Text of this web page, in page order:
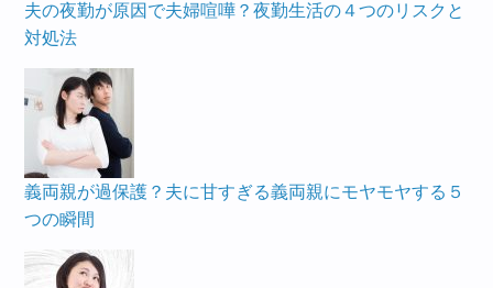
夫の夜勤が原因で夫婦喧嘩？夜勤生活の４つのリスクと
対処法
義両親が過保護？夫に甘すぎる義両親にモヤモヤする５
つの瞬間